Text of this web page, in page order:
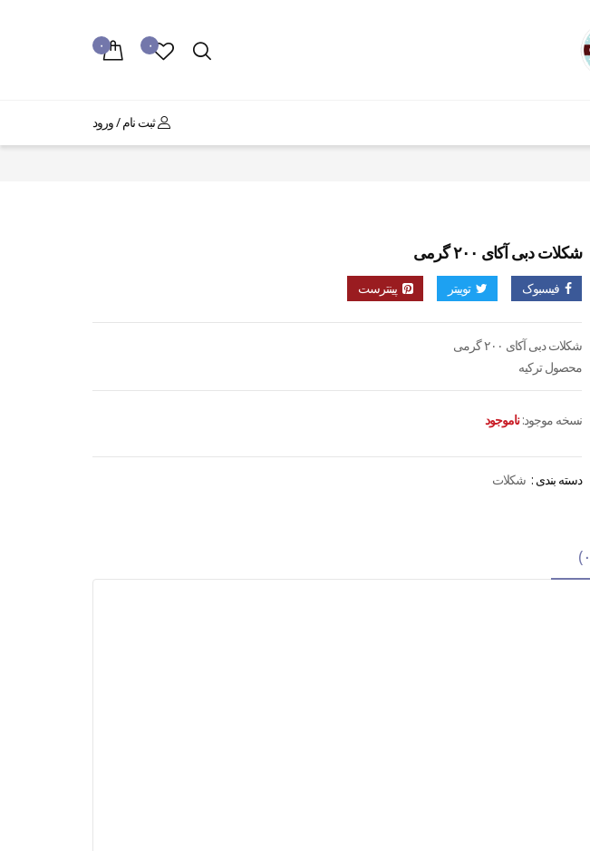
۰ ۰
ثبت نام / ورود
شکلات دبی آکای ۲۰۰ گرمی
فیسبوک توییتر پینترست
شکلات دبی آکای ۲۰۰ گرمی
محصول ترکیه
نسخه موجود: ناموجود
دسته بندی : شکلات